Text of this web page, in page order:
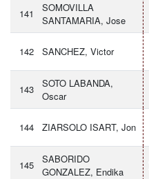
141
SOMOVILLA
SANTAMARIA, Jose
142 SANCHEZ, Victor
143
SOTO LABANDA,
Oscar
144 ZIARSOLO ISART, Jon
145
SABORIDO
GONZALEZ, Endika